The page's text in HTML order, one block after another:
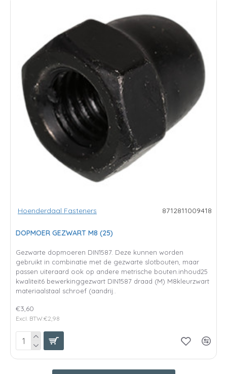
Hoenderdaal Fasteners 8712811009418
DOPMOER GEZWART M8 (25)
Gezwarte dopmoeren DIN1587. Deze kunnen worden
gebruikt in combinatie met de gezwarte slotbouten, maar
passen uiteraard ook op andere metrische bouten.inhoud25
kwaliteit6 bewerkinggezwart DIN1587 draad (M) M8kleurzwart
materiaalstaal schroef (aandrij..
€3,60
Excl. BTW:€2,98